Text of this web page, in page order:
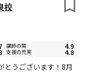
校
講師の質 4.9
支援の充実 4.8
とうございます！8月